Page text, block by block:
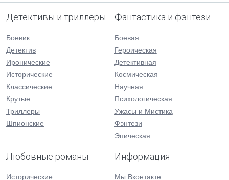
Детективы и триллеры
Боевик
Детектив
Иронические
Исторические
Классические
Крутые
Триллеры
Шпионские
Фантастика и фэнтези
Боевая
Героическая
Детективная
Космическая
Научная
Психологическая
Ужасы и Мистика
Фэнтези
Эпическая
Любовные романы
Исторические
Информация
Мы Вконтакте